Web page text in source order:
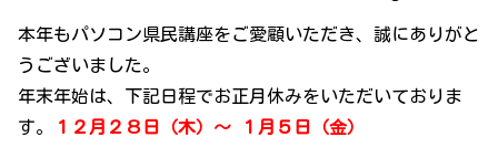
本年もパソコン県民講座をご愛顧いただき、誠にありがと
うございました。
年末年始は、下記日程でお正月休みをいただいておりま
す。
１２月２８日（木）～ １月５日（金）